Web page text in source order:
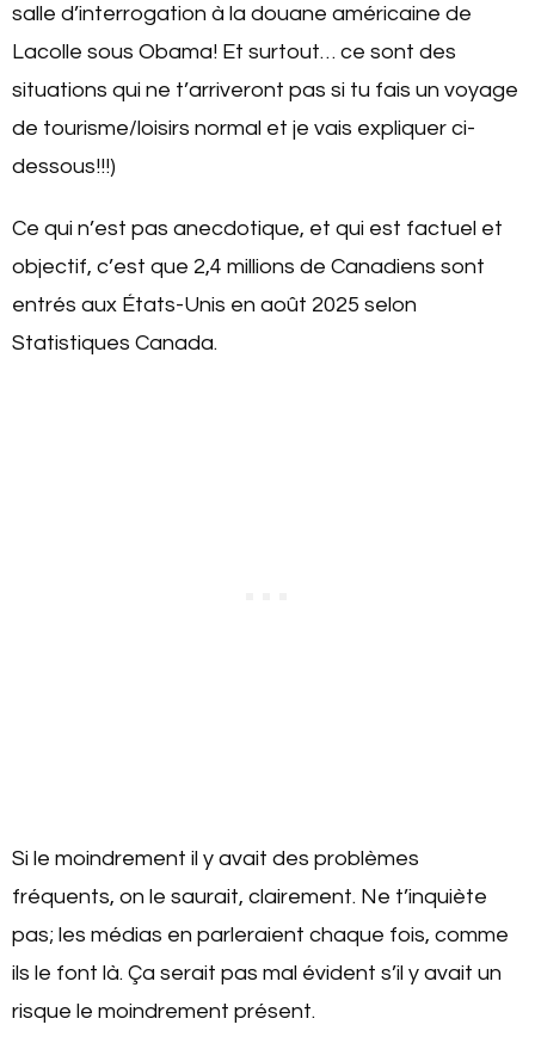
salle d’interrogation à la douane américaine de
Lacolle sous Obama! Et surtout… ce sont des
situations qui ne t’arriveront pas si tu fais un voyage
de tourisme/loisirs normal et je vais expliquer ci-
dessous!!!)
Ce qui n’est pas anecdotique, et qui est factuel et
objectif, c’est que 2,4 millions de Canadiens sont
entrés aux États-Unis en août 2025 selon
Statistiques Canada.
Si le moindrement il y avait des problèmes
fréquents, on le saurait, clairement. Ne t’inquiète
pas; les médias en parleraient chaque fois, comme
ils le font là. Ça serait pas mal évident s’il y avait un
risque le moindrement présent.